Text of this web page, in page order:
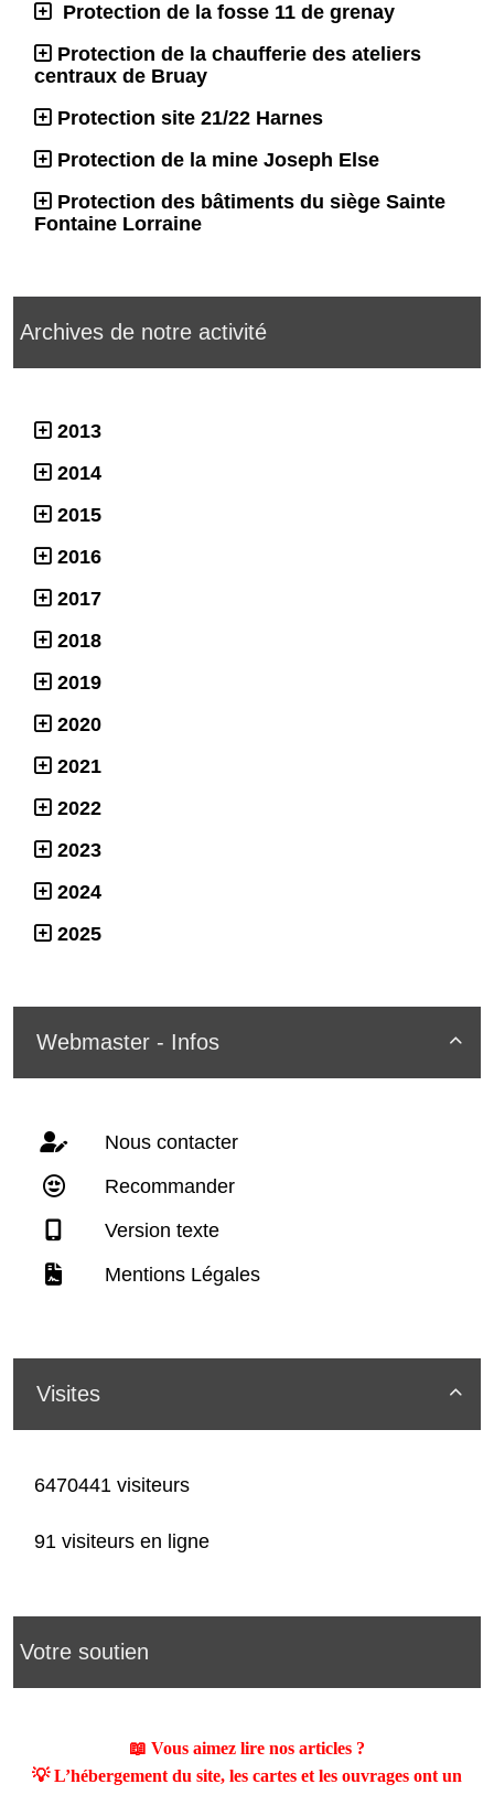
Protection de la fosse 11 de grenay
Protection de la chaufferie des ateliers
centraux de Bruay
Protection site 21/22 Harnes
Protection de la mine Joseph Else
Protection des bâtiments du siège Sainte
Fontaine Lorraine
Archives de notre activité
2013
2014
2015
2016
2017
2018
2019
2020
2021
2022
2023
2024
2025

Webmaster - Infos
Nous contacter
Recommander
Version texte
Mentions Légales

Visites
6470441 visiteurs
91 visiteurs en ligne
Votre soutien
📖 Vous aimez lire nos articles ?
💡 L’hébergement du site, les cartes et les ouvrages ont un